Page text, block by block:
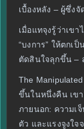
เบื้องหลัง – ผู้ซึ่ง
เมื่อแทจุงรู้ว่าเข
“บงการ” ให้ตกเ
ตัดสินใจลุกขึ้น –
The
ขึ้นในหนึ่งคืน เข
ภายนอก: ความเ
ตัว และแรงจูงใ